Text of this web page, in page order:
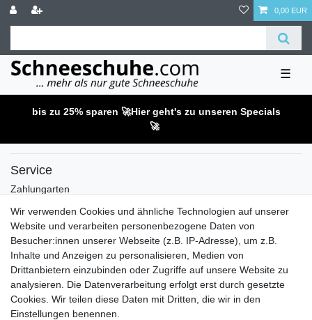
0,00 EUR
☰
bis zu 25% sparen 🚀Hier geht's zu unseren Specials
🚀
Wir verwenden Cookies und ähnliche Technologien auf unserer
Website und verarbeiten personenbezogene Daten von
Besucher:innen unserer Webseite (z.B. IP-Adresse), um z.B.
Inhalte und Anzeigen zu personalisieren, Medien von
Drittanbietern einzubinden oder Zugriffe auf unsere Website zu
analysieren. Die Datenverarbeitung erfolgt erst durch gesetzte
Cookies. Wir teilen diese Daten mit Dritten, die wir in den
Einstellungen benennen.
Service
Zahlungarten
Batterierücknahmeverordnung
Kostenloser Newsletter
E-MAIL **
Newsletter
Honig
Hiermit bestätige ich, dass ich dieDaten­schutz­erklärunggelesen habe. Meine
Einwilligung kann ich jederzeit widerrufen.**